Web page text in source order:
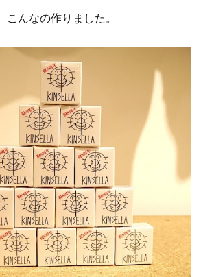
こんなの作りました。